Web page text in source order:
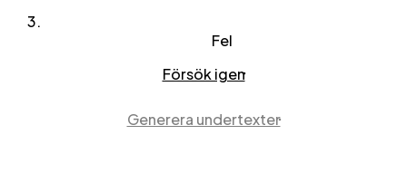
Fel
Försök igen
Generera undertexter